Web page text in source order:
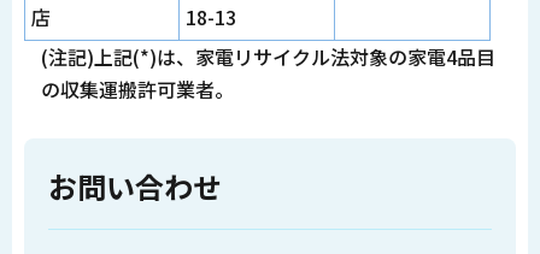
店
18-13
(注記)上記(*)は、家電リサイクル法対象の家電4品目
の収集運搬許可業者。
お問い合わせ